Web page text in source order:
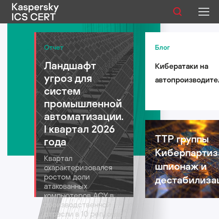
Публикации
Услуги
Уязвимости
Статистика
Русский
Отчет
Ландшафт
угроз для
систем
промышленной
автоматизации.
I квартал 2026
года
Квартал
охарактеризовался
ростом доли
атакованных
компьютеров АСУ в
производственной
отрасли в 10 регионах
Блог
Кибератаки на
компании: риски
автомобильной
индустрии в 2026
году
TTP группы
шпионаж и